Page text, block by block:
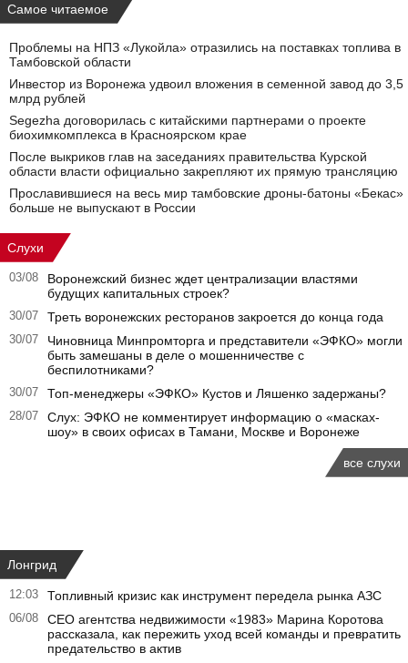
Самое читаемое
Проблемы на НПЗ «Лукойла» отразились на поставках топлива в
Тамбовской области
Инвестор из Воронежа удвоил вложения в семенной завод до 3,5
млрд рублей
Segezha договорилась с китайскими партнерами о проекте
биохимкомплекса в Красноярском крае
После выкриков глав на заседаниях правительства Курской
области власти официально закрепляют их прямую трансляцию
Прославившиеся на весь мир тамбовские дроны-батоны «Бекас»
больше не выпускают в России
Слухи
03/08
Воронежский бизнес ждет централизации властями
будущих капитальных строек?
30/07 Треть воронежских ресторанов закроется до конца года
30/07
Чиновница Минпромторга и представители «ЭФКО» могли
быть замешаны в деле о мошенничестве с
беспилотниками?
30/07 Топ-менеджеры «ЭФКО» Кустов и Ляшенко задержаны?
28/07
Слух: ЭФКО не комментирует информацию о «масках-
шоу» в своих офисах в Тамани, Москве и Воронеже
все слухи
Лонгрид
12:03 Топливный кризис как инструмент передела рынка АЗС
06/08
CEO агентства недвижимости «1983» Марина Коротова
рассказала, как пережить уход всей команды и превратить
предательство в актив